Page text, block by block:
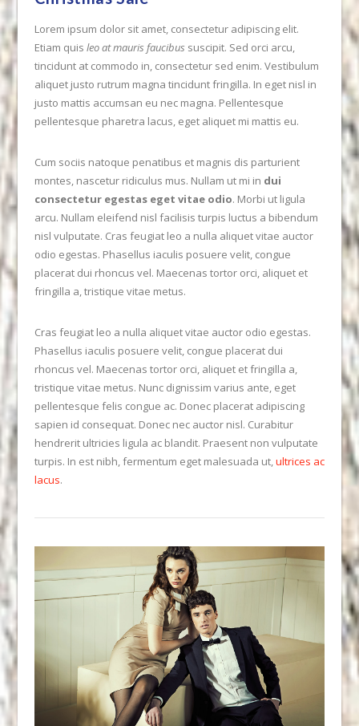
VIEW POST
Lorem ipsum dolor sit amet, consectetur adipiscing elit.
Etiam quis leo at mauris faucibus suscipit. Sed orci arcu,
tincidunt at commodo in, consectetur sed enim. Vestibulum
aliquet justo rutrum magna tincidunt fringilla. In eget nisl in
justo mattis accumsan eu nec magna. Pellentesque
pellentesque pharetra lacus, eget aliquet mi mattis eu.
Cum sociis natoque penatibus et magnis dis parturient
montes, nascetur ridiculus mus. Nullam ut mi in dui
consectetur egestas eget vitae odio. Morbi ut ligula
arcu. Nullam eleifend nisl facilisis turpis luctus a bibendum
nisl vulputate. Cras feugiat leo a nulla aliquet vitae auctor
odio egestas. Phasellus iaculis posuere velit, congue
placerat dui rhoncus vel. Maecenas tortor orci, aliquet et
fringilla a, tristique vitae metus.
Cras feugiat leo a nulla aliquet vitae auctor odio egestas.
Phasellus iaculis posuere velit, congue placerat dui
rhoncus vel. Maecenas tortor orci, aliquet et fringilla a,
tristique vitae metus. Nunc dignissim varius ante, eget
pellentesque felis congue ac. Donec placerat adipiscing
sapien id consequat. Donec nec auctor nisl. Curabitur
hendrerit ultricies ligula ac blandit. Praesent non vulputate
turpis. In est nibh, fermentum eget malesuada ut,ultrices ac
lacus.